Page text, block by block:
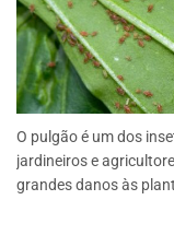
O pulgão é um dos
jardineiros e
grandes danos às